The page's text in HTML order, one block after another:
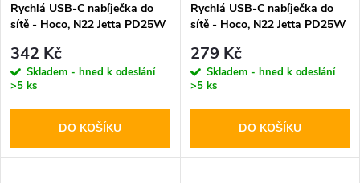
p
r
o
d
p
r
o
d
Rychlá USB-C nabíječka do
sítě - Hoco, N22 Jetta PD25W
342 Kč
Skladem - hned k odeslání
>5 ks
DO KOŠÍKU
Rychlá USB-C nabíječka do
sítě - Hoco, N22 Jetta PD25W
279 Kč
Skladem - hned k odeslání
>5 ks
DO KOŠÍKU